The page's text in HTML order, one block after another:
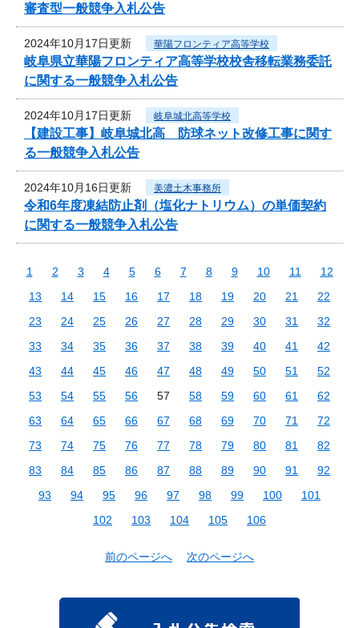
審査型一般競争入札公告
2024年10月17日更新 華陽フロンティア高等学校
岐阜県立華陽フロンティア高等学校校舎移転業務委託
に関する一般競争入札公告
2024年10月17日更新 岐阜城北高等学校
【建設工事】岐阜城北高 防球ネット改修工事に関す
る一般競争入札公告
2024年10月16日更新 美濃土木事務所
令和6年度凍結防止剤（塩化ナトリウム）の単価契約
に関する一般競争入札公告
1 2 3 4 5 6 7 8 9 10 11
12
13
14 15 16 17 18 19 20 21
22
23
24 25 26 27 28 29 30 31
32
33
34 35 36 37 38 39 40 41
42
43
44 45 46 47 48 49 50 51
52
53
54 55 56 57 58 59 60 61
62
63
64 65 66 67 68 69 70 71
72
73
74 75 76 77 78 79 80 81
82
83
84 85 86 87 88 89 90 91
92
93
94 95 96 97 98 99 100
101
102
103 104 105 106
前のページへ 次のページへ